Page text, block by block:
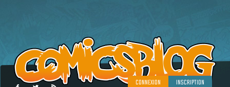
CONNEXION INSCRIPTION